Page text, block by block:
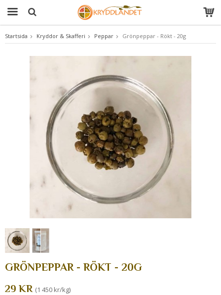
Produkten har blivit tillagd i varukorgen
Startsida Kryddor & Skafferi Peppar Grönpeppar - Rökt - 20g
GRÖNPEPPAR - RÖKT - 20G
29 KR (1 450 kr/kg)